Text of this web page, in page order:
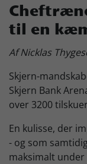
Skjern Bank
Nyhedsbrev
Køb Billet
til en
Af Nicklas
Skjern-
Skjern Bank
over 3200
En kulisse, der
- og som
maksimalt under